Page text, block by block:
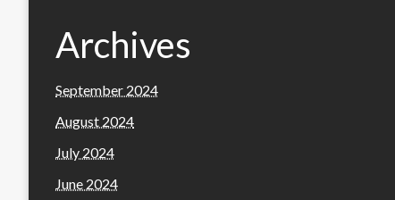
Archives
September 2024
August 2024
July 2024
June 2024